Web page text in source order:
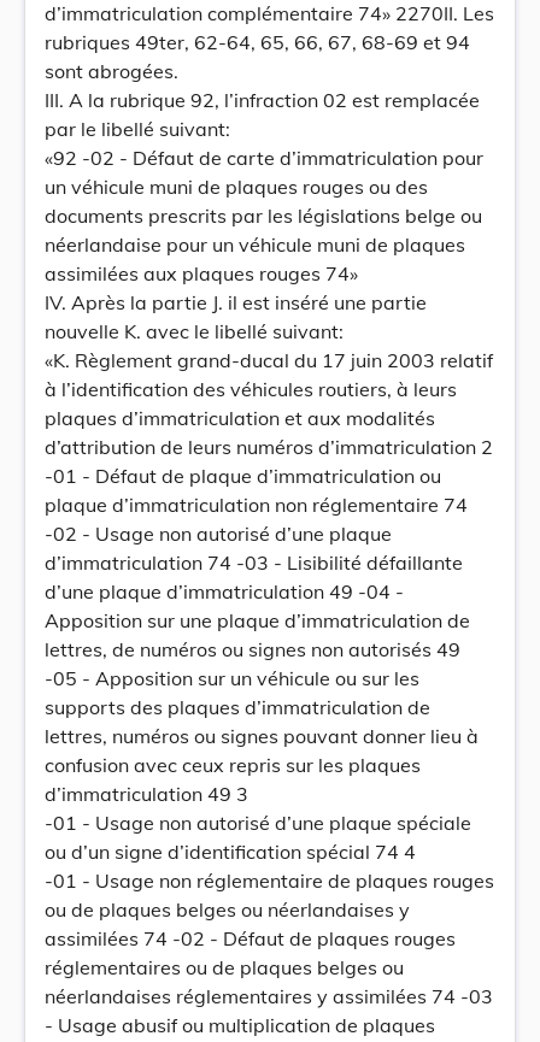
d’immatriculation complémentaire 74» 2270II. Les
rubriques 49ter, 62-64, 65, 66, 67, 68-69 et 94
sont abrogées.
III. A la rubrique 92, l’infraction 02 est remplacée
par le libellé suivant:
«92 -02 - Défaut de carte d’immatriculation pour
un véhicule muni de plaques rouges ou des
documents prescrits par les législations belge ou
néerlandaise pour un véhicule muni de plaques
assimilées aux plaques rouges 74»
IV. Après la partie J. il est inséré une partie
nouvelle K. avec le libellé suivant:
«K. Règlement grand-ducal du 17 juin 2003 relatif
à l’identification des véhicules routiers, à leurs
plaques d’immatriculation et aux modalités
d’attribution de leurs numéros d’immatriculation 2
-01 - Défaut de plaque d’immatriculation ou
plaque d’immatriculation non réglementaire 74
-02 - Usage non autorisé d’une plaque
d’immatriculation 74 -03 - Lisibilité défaillante
d’une plaque d’immatriculation 49 -04 -
Apposition sur une plaque d’immatriculation de
lettres, de numéros ou signes non autorisés 49
-05 - Apposition sur un véhicule ou sur les
supports des plaques d’immatriculation de
lettres, numéros ou signes pouvant donner lieu à
confusion avec ceux repris sur les plaques
d’immatriculation 49 3
-01 - Usage non autorisé d’une plaque spéciale
ou d’un signe d’identification spécial 74 4
-01 - Usage non réglementaire de plaques rouges
ou de plaques belges ou néerlandaises y
assimilées 74 -02 - Défaut de plaques rouges
réglementaires ou de plaques belges ou
néerlandaises réglementaires y assimilées 74 -03
- Usage abusif ou multiplication de plaques